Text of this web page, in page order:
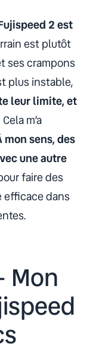
2 est
est plutôt
ses crampons
plus instable,
leur limite, et
Cela m’a
mon sens, des
une autre
faire des
efficace dans
Mon